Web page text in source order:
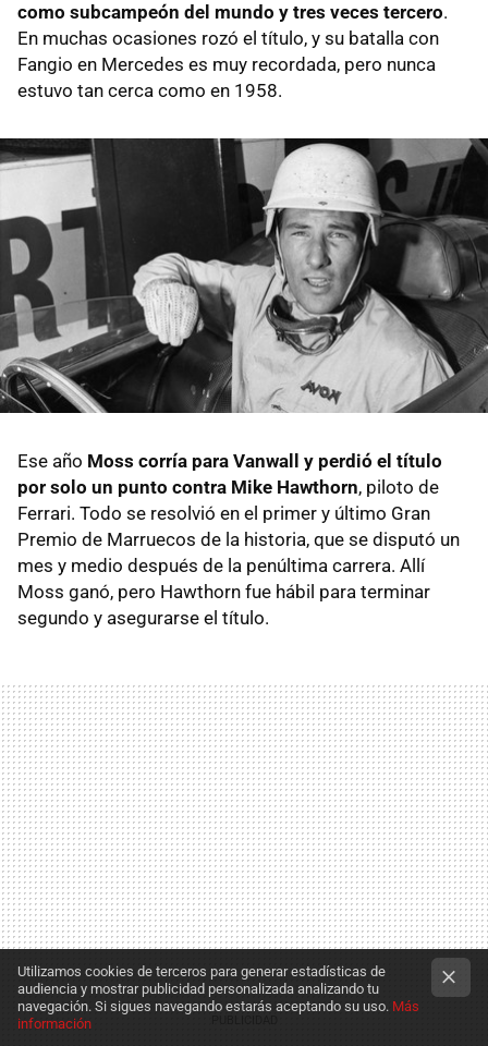
como subcampeón del mundo y tres veces tercero.
En muchas ocasiones rozó el título, y su batalla con
Fangio en Mercedes es muy recordada, pero nunca
estuvo tan cerca como en 1958.
Ese año Moss corría para Vanwall y perdió el título
por solo un punto contra Mike Hawthorn, piloto de
Ferrari. Todo se resolvió en el primer y último Gran
Premio de Marruecos de la historia, que se disputó un
mes y medio después de la penúltima carrera. Allí
Moss ganó, pero Hawthorn fue hábil para terminar
segundo y asegurarse el título.
Utilizamos cookies de terceros para generar estadísticas de
audiencia y mostrar publicidad personalizada analizando tu
navegación. Si sigues navegando estarás aceptando su uso. Más
información